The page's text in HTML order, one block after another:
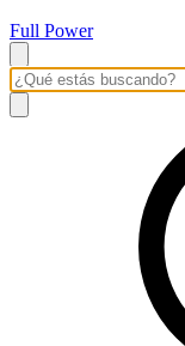
Full Power